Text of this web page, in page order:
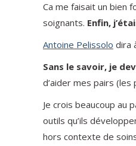
Ca me faisait un bien
soignants. Enfin,
Antoine Pelissolo dira
Sans le savoir, je
d’aider mes pairs
Je crois beaucoup au
outils qu’ils
hors contexte de